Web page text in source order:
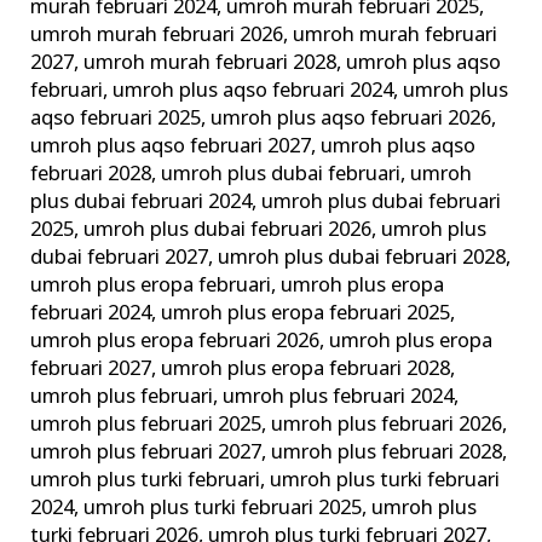
murah februari 2024, umroh murah februari 2025,
umroh murah februari 2026, umroh murah februari
2027, umroh murah februari 2028, umroh plus aqso
februari, umroh plus aqso februari 2024, umroh plus
aqso februari 2025, umroh plus aqso februari 2026,
umroh plus aqso februari 2027, umroh plus aqso
februari 2028, umroh plus dubai februari, umroh
plus dubai februari 2024, umroh plus dubai februari
2025, umroh plus dubai februari 2026, umroh plus
dubai februari 2027, umroh plus dubai februari 2028,
umroh plus eropa februari, umroh plus eropa
februari 2024, umroh plus eropa februari 2025,
umroh plus eropa februari 2026, umroh plus eropa
februari 2027, umroh plus eropa februari 2028,
umroh plus februari, umroh plus februari 2024,
umroh plus februari 2025, umroh plus februari 2026,
umroh plus februari 2027, umroh plus februari 2028,
umroh plus turki februari, umroh plus turki februari
2024, umroh plus turki februari 2025, umroh plus